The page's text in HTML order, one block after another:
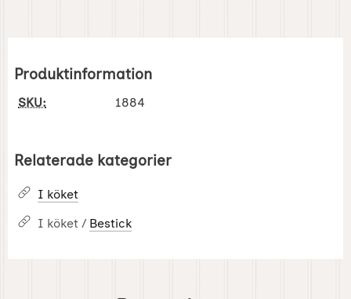
Produktinformation
SKU: 1884
Relaterade kategorier
I köket
I köket / Bestick